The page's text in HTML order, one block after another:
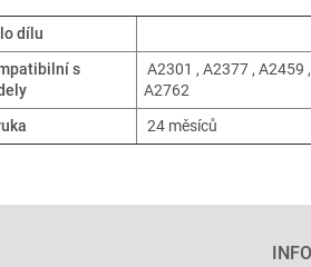
dílu
s
A2301 , A2377 , A2459
A2762
24 měsíců